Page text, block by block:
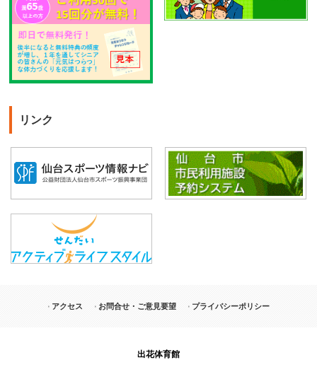
リンク
アクセス お問合せ・ご意見要望 プライバシーポリシー
出花体育館